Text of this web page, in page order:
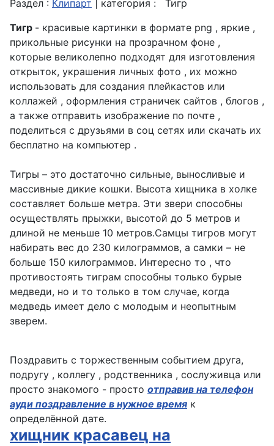
Раздел : Клипарт | категория : Тигр
Тигр - красивые картинки в формате png , яркие ,
прикольные рисунки на прозрачном фоне ,
которые великолепно подходят для изготовления
открыток, украшения личных фото , их можно
использовать для создания плейкастов или
коллажей , оформления страничек сайтов , блогов ,
а также отправить изображение по почте ,
поделиться с друзьями в соц сетях или скачать их
бесплатно на компьютер .
Тигры – это достаточно сильные, выносливые и
массивные дикие кошки. Высота хищника в холке
составляет больше метра. Эти звери способны
осуществлять прыжки, высотой до 5 метров и
длиной не меньше 10 метров.Самцы тигров могут
набирать вес до 230 килограммов, а самки – не
больше 150 килограммов. Интересно то , что
противостоять тиграм способны только бурые
медведи, но и то только в том случае, когда
медведь имеет дело с молодым и неопытным
зверем.
Поздравить с торжественным событием друга,
подругу , коллегу , родственника , сослуживца или
просто знакомого - просто отправив на телефон
ауди поздравление в нужное время к
определённой дате.
хищник красавец на